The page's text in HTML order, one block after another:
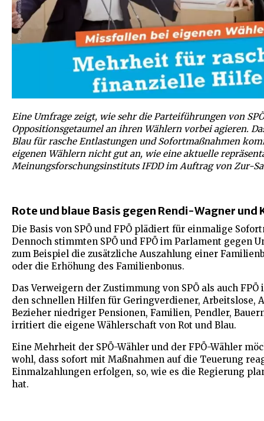
Eine Umfrage zeigt, wie sehr die Parteiführungen von
Oppositionsgetaumel an ihren Wählern vorbei agieren.
Blau für rasche Entlastungen und Sofortmaßnahmen
eigenen Wählern nicht gut an, wie eine aktuelle
Meinungsforschungsinstituts IFDD im Auftrag von Zur-
Rote und blaue Basis gegen Rendi-Wagner und
Die Basis von SPÖ und FPÖ plädiert für einmalige
Dennoch stimmten SPÖ und FPÖ im Parlament gegen
zum Beispiel die zusätzliche Auszahlung einer
oder die Erhöhung des Familienbonus.
Das Verweigern der Zustimmung von SPÖ als auch
den schnellen Hilfen für Geringverdiener, Arbeitslose,
Bezieher niedriger Pensionen, Familien, Pendler,
irritiert die eigene Wählerschaft von Rot und Blau.
Eine Mehrheit der SPÖ-Wähler und der FPÖ-Wähler
wohl, dass sofort mit Maßnahmen auf die Teuerung
Einmalzahlungen erfolgen, so, wie es die Regierung
hat.